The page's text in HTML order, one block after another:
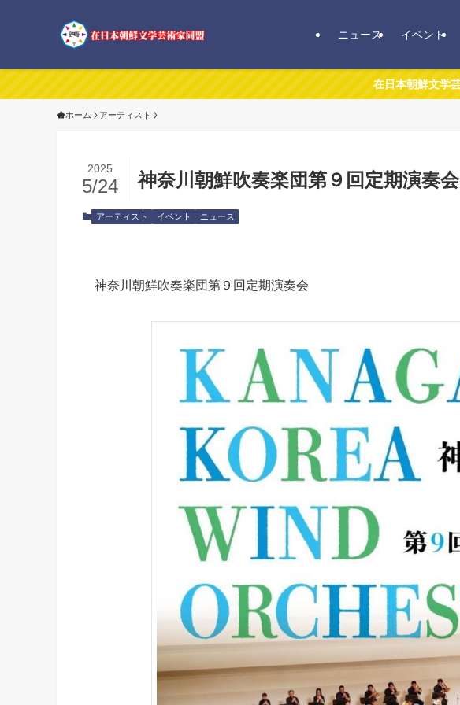
ニュース イベント
在日本朝鮮文学芸術家同盟
ホーム アーティスト
神奈川朝鮮吹奏楽団第９回定期演奏会
2025
5/24
アーティスト イベント ニュース
神奈川朝鮮吹奏楽団第９回定期演奏会